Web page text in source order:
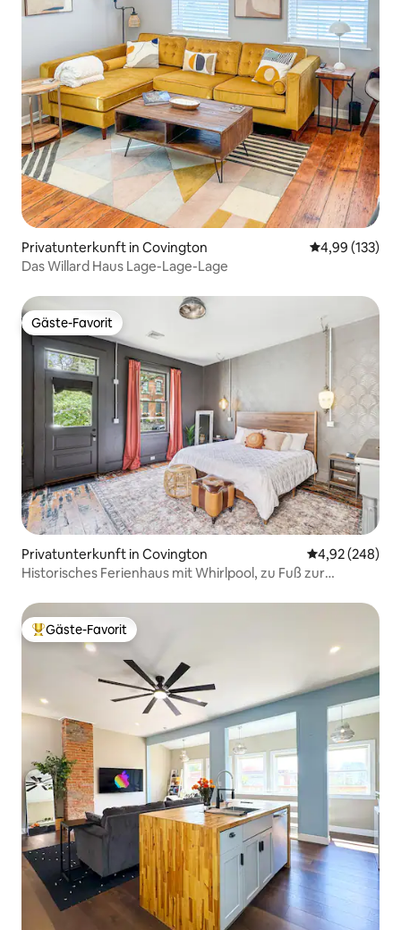
Privatunterkunft in Covington
4,99 (133)
Das Willard Haus Lage-Lage-Lage
Gäste-Favorit
Gäste-Favorit
Privatunterkunft in Covington
4,92 (248)
Historisches Ferienhaus mit Whirlpool, zu Fuß zur
Beliebter Gäste-Favorit.
Gäste-Favorit